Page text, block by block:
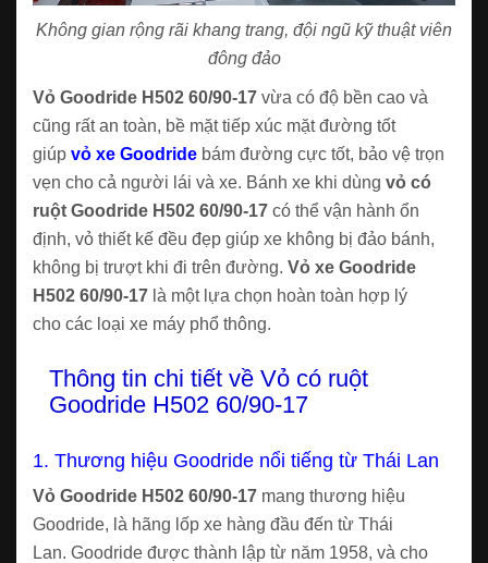
Không gian rộng rãi khang trang, đội ngũ kỹ thuật viên
đông đảo
Vỏ Goodride H502 60/90-17 vừa có độ bền cao và
cũng rất an toàn, bề mặt tiếp xúc mặt đường tốt
giúp vỏ xe Goodride bám đường cực tốt, bảo vệ trọn
vẹn cho cả người lái và xe. Bánh xe khi dùng vỏ có
ruột Goodride H502 60/90-17 có thể vận hành ổn
định, vỏ thiết kế đều đẹp giúp xe không bị đảo bánh,
không bị trượt khi đi trên đường. Vỏ xe Goodride
H502 60/90-17 là một lựa chọn hoàn toàn hợp lý
cho các loại xe máy phổ thông.
Thông tin chi tiết về Vỏ có ruột
Goodride H502 60/90-17
1. Thương hiệu Goodride nổi tiếng từ Thái Lan
Vỏ Goodride H502 60/90-17 mang thương hiệu
Goodride, là hãng lốp xe hàng đầu đến từ Thái
Lan. Goodride được thành lập từ năm 1958, và cho